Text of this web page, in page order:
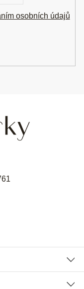
osobních údajů